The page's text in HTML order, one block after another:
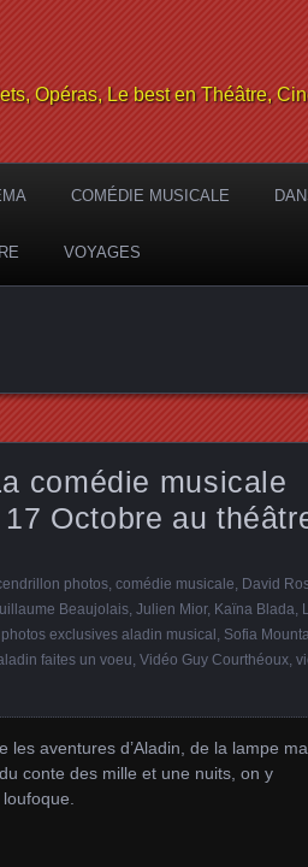
Opéras, Le best en Théâtre,
COMÉDIE MUSICALE
VOYAGES
comédie musicale
Octobre au
photos comédie musicale David
Beaujolais Julien Mior, Kaïna Blada
photos exclusives aladin musical Sofia
faites un voeu Vidéo Guy Courthéoux
aventures d’Aladin, de la lampe
conte des mille et une nuits, on y